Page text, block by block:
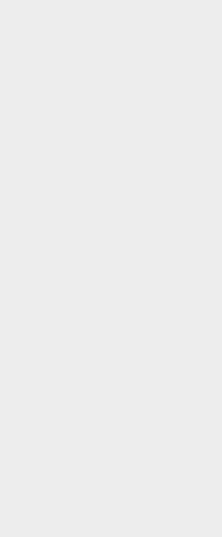
dibujo un pez de
una gran colección de
son muy famosos. Sin
muy especiales